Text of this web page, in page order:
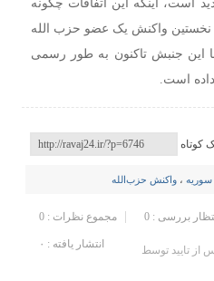
نخستین واکنش یک عضو حزب الله
این جنبش تاکنون به طور رسمی
است.
کوتاه
سوریه ،واکنش حزب‌الله
مجموع نظرات : 0 بررسی : 0
انتشار یافته : ۰
تایید توسط